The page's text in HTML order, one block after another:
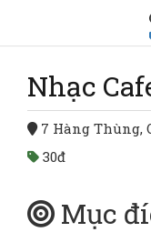
Nhạc Cafe -
Nhạc
7 Hàng Thùng,
30đ
Mục